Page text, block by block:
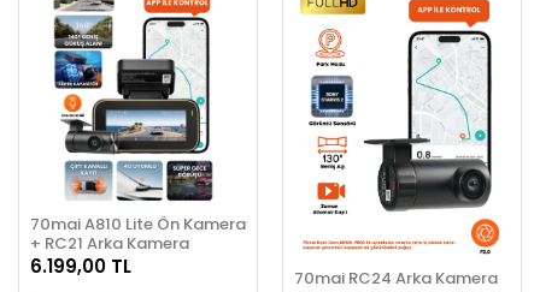
70mai A810 Lite Ön Kamera
+ RC21 Arka Kamera
6.199,00 TL 70mai RC24 Arka Kamera